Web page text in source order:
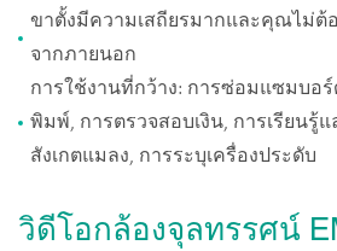
ขาตั้งมีความเสถียรมากและคุณไม่ต้
จากภายนอก
การใช้งานที่กว้าง: การซ่อมแซมบอ
พิมพ์, การตรวจสอบเงิน, การเรียนรู้แ
สังเกตแมลง, การระบุเครื่องประดับ
วิดีโอกล้องจุลทรรศน์